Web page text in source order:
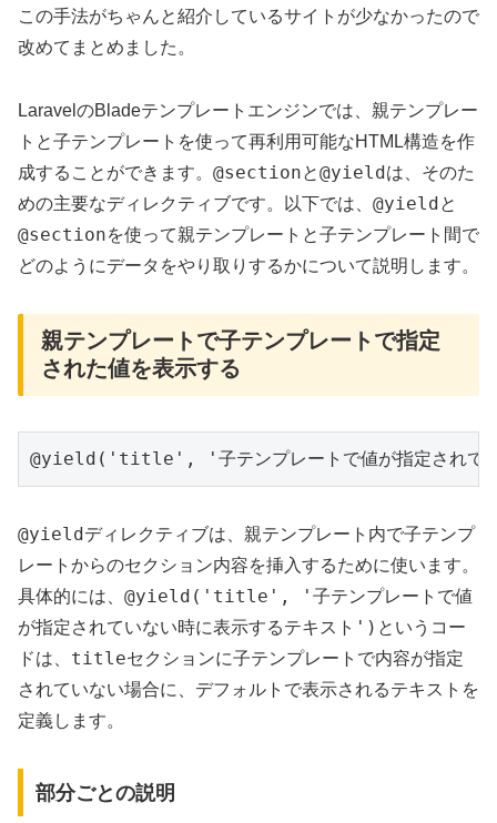
この手法がちゃんと紹介しているサイトが少なかったので
改めてまとめました。
LaravelのBladeテンプレートエンジンでは、親テンプレー
トと子テンプレートを使って再利用可能なHTML構造を作
成することができます。 @sectionと@yield は、そのた
めの主要なディレクティブです。以下では、 @yield と
@sectionを使って親テンプレートと子テンプレート間で
どのようにデータをやり取りするかについて説明します。
親テンプレートで子テンプレートで指定
された値を表示する
@yield('title', '子テンプレートで値が指定されてい
@yield ディレクティブは、親テンプレート内で子テンプ
レートからのセクション内容を挿入するために使います。
具体的には、 @yield('title', '子テンプレートで値
が指定されていない時に表示するテキスト') というコー
ドは、 titleセクションに子テンプレートで内容が指定
されていない場合に、デフォルトで表示されるテキストを
定義します。
部分ごとの説明